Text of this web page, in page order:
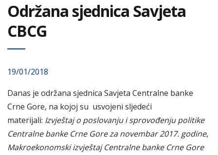
Održana sjednica Savjeta
CBCG
19/01/2018
Danas je održana sjednica Savjeta Centralne banke
Crne Gore, na kojoj su usvojeni sljedeći
materijali: Izvještaj o poslovanju i sprovođenju politike
Centralne banke Crne Gore za novembar 2017. godine,
Makroekonomski izvještaj Centralne banke Crne Gore